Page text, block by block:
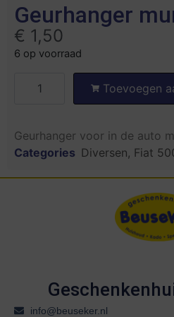
Geurhanger
€ 1,50
6 op voorraad
Toevoegen
Geurhanger voor in de auto
Categories Diversen, Fiat
info@beuseker.nl